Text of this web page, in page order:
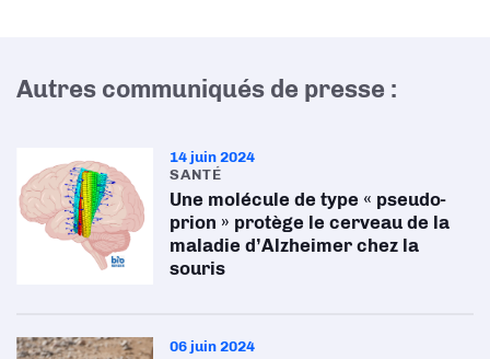
Autres communiqués de presse :
14 juin 2024
SANTÉ
Une molécule de type « pseudo-
prion » protège le cerveau de la
maladie d’Alzheimer chez la
souris
06 juin 2024